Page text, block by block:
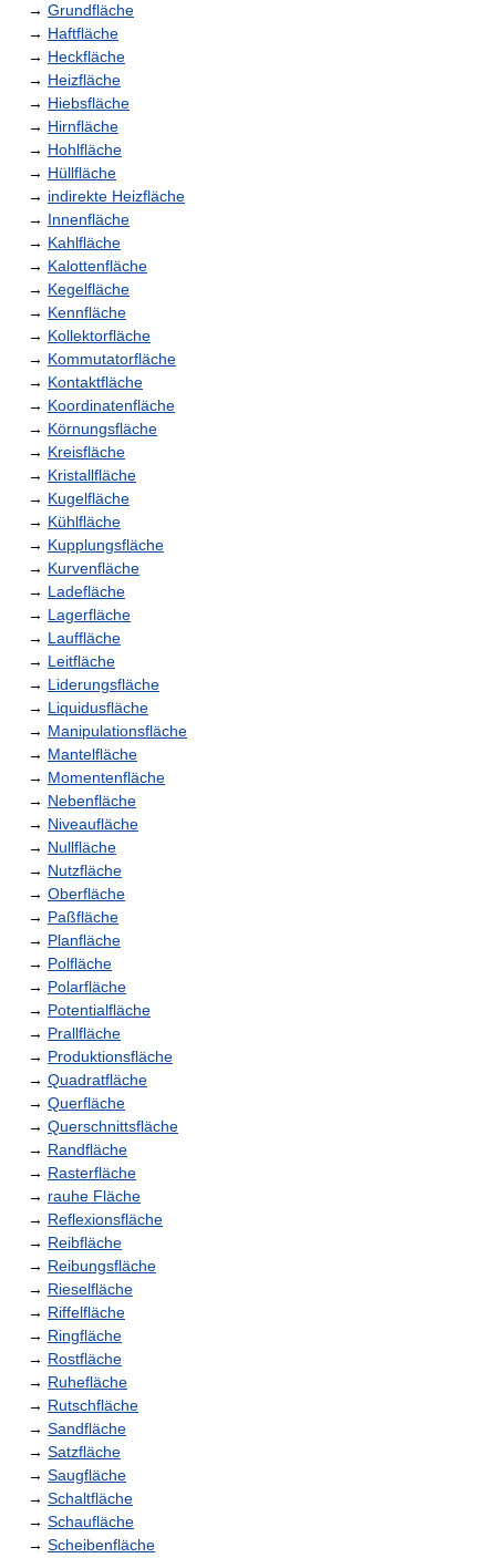
→ Grundfläche
→ Haftfläche
→ Heckfläche
→ Heizfläche
→ Hiebsfläche
→ Hirnfläche
→ Hohlfläche
→ Hüllfläche
→ indirekte Heizfläche
→ Innenfläche
→ Kahlfläche
→ Kalottenfläche
→ Kegelfläche
→ Kennfläche
→ Kollektorfläche
→ Kommutatorfläche
→ Kontaktfläche
→ Koordinatenfläche
→ Körnungsfläche
→ Kreisfläche
→ Kristallfläche
→ Kugelfläche
→ Kühlfläche
→ Kupplungsfläche
→ Kurvenfläche
→ Ladefläche
→ Lagerfläche
→ Lauffläche
→ Leitfläche
→ Liderungsfläche
→ Liquidusfläche
→ Manipulationsfläche
→ Mantelfläche
→ Momentenfläche
→ Nebenfläche
→ Niveaufläche
→ Nullfläche
→ Nutzfläche
→ Oberfläche
→ Paßfläche
→ Planfläche
→ Polfläche
→ Polarfläche
→ Potentialfläche
→ Prallfläche
→ Produktionsfläche
→ Quadratfläche
→ Querfläche
→ Querschnittsfläche
→ Randfläche
→ Rasterfläche
→ rauhe Fläche
→ Reflexionsfläche
→ Reibfläche
→ Reibungsfläche
→ Rieselfläche
→ Riffelfläche
→ Ringfläche
→ Rostfläche
→ Ruhefläche
→ Rutschfläche
→ Sandfläche
→ Satzfläche
→ Saugfläche
→ Schaltfläche
→ Schaufläche
→ Scheibenfläche